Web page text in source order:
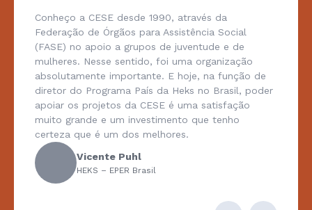
Conheço a CESE desde 1990, através da
Federação de Órgãos para Assistência Social
(FASE) no apoio a grupos de juventude e de
mulheres. Nesse sentido, foi uma organização
absolutamente importante. E hoje, na função de
diretor do Programa País da Heks no Brasil, poder
apoiar os projetos da CESE é uma satisfação
muito grande e um investimento que tenho
certeza que é um dos melhores.
Vicente Puhl
HEKS – EPER Brasil